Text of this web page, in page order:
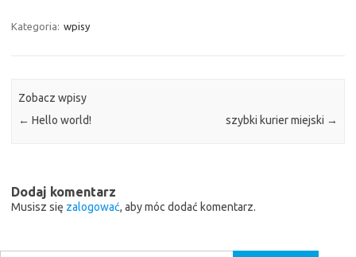
Kategoria: wpisy
Zobacz wpisy
← Hello world! szybki kurier miejski →
Dodaj komentarz
Musisz się zalogować, aby móc dodać komentarz.